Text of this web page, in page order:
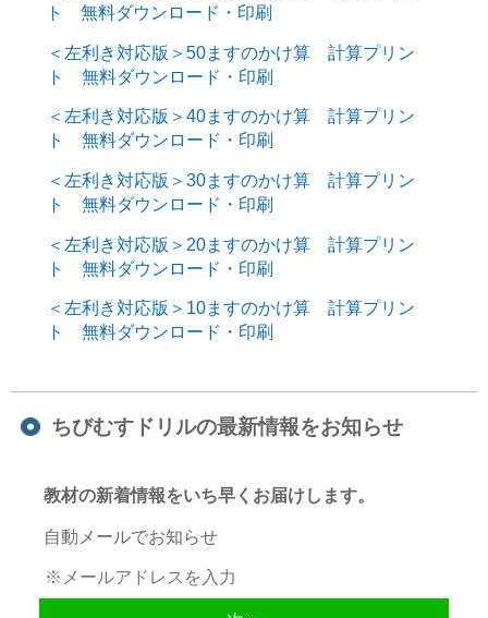
ト 無料ダウンロード・印刷
＜左利き対応版＞50ますのかけ算 計算プリン
ト 無料ダウンロード・印刷
＜左利き対応版＞40ますのかけ算 計算プリン
ト 無料ダウンロード・印刷
＜左利き対応版＞30ますのかけ算 計算プリン
ト 無料ダウンロード・印刷
＜左利き対応版＞20ますのかけ算 計算プリン
ト 無料ダウンロード・印刷
＜左利き対応版＞10ますのかけ算 計算プリン
ト 無料ダウンロード・印刷
ちびむすドリルの最新情報をお知らせ
教材の新着情報をいち早くお届けします。
自動メールでお知らせ